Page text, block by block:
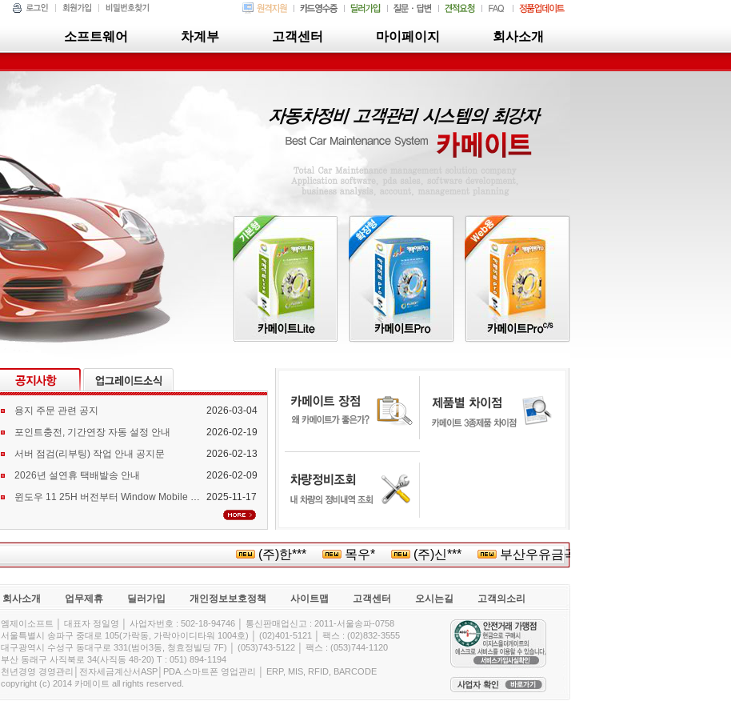
소프트웨어 차계부 고객센터 마이페이지 회사소개
용지 주문 관련 공지
2026-03-04
포인트충전, 기간연장 자동 설정 안내
2026-02-19
서버 점검(리부팅) 작업 안내 공지문
2026-02-13
2026년 설연휴 택배발송 안내
2026-02-09
윈도우 11 25H 버전부터 Window Mobile Device Center 지원 중단 안내
2025-11-17
(주)한*** 목우* (주)신*** 부산우유금곡*****
회사소개 업무제휴 딜러가입 개인정보보호정책 사이트맵 고객센터 오시는길 고객의소리
엠제이소프트 │ 대표자 정일영 │ 사업자번호 : 502-18-94746 │ 통신판매업신고 : 2011-서울송파-0758
서울특별시 송파구 중대로 105(가락동, 가락아이디타워 1004호) │ (02)401-5121 │ 팩스 : (02)832-3555
대구광역시 수성구 동대구로 331(범어3동, 청효정빌딩 7F) │ (053)743-5122 │ 팩스 : (053)744-1120
부산 동래구 사직북로 34(사직동 48-20) T : 051) 894-1194
천년경영 경영관리│전자세금계산서ASP│PDA.스마트폰 영업관리 │ ERP, MIS, RFID, BARCODE
copyright (c) 2014 카메이트 all rights reserved.